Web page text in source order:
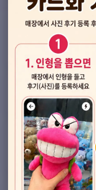
뽑스 천안 불당점
★★★★☆ 4.2 후기
게임플렉스 불당동
★★★☆☆ 2.5 후기 4
뽑기랜드
★★★★★ 4.7후기
픽스팟 불당점